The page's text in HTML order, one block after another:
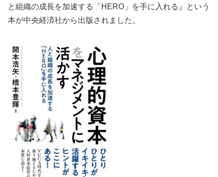
と組織の成長を加速する「HERO」を手に入れる』という
本が中央経済社から出版されました。